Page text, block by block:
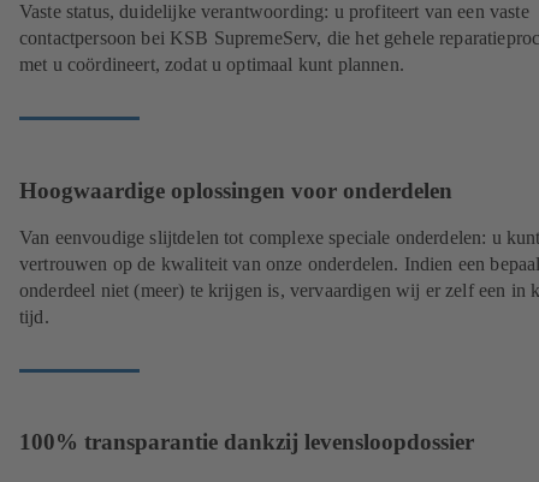
Vaste status, duidelijke verantwoording: u profiteert van een vaste
contactpersoon bei KSB SupremeServ, die het gehele
met u coördineert, zodat u optimaal kunt plannen.
Hoogwaardige oplossingen voor onderdelen
Van eenvoudige slijtdelen tot complexe speciale onderdelen: u
vertrouwen op de kwaliteit van onze onderdelen. Indien een
onderdeel niet (meer) te krijgen is, vervaardigen wij er zelf een in
tijd.
100% transparantie dankzij levensloopdossier